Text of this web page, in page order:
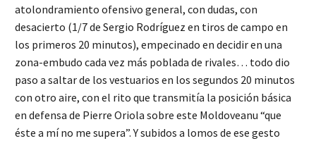
atolondramiento ofensivo general, con dudas, con
desacierto (1/7 de Sergio Rodríguez en tiros de campo en
los primeros 20 minutos), empecinado en decidir en una
zona-embudo cada vez más poblada de rivales… todo dio
paso a saltar de los vestuarios en los segundos 20 minutos
con otro aire, con el rito que transmitía la posición básica
en defensa de Pierre Oriola sobre este Moldoveanu “que
éste a mí no me supera”. Y subidos a lomos de ese gesto